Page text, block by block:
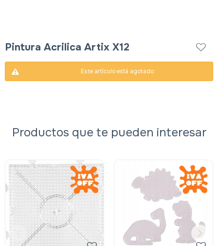
Pintura Acrilica Artix X12
Este artículo está agotado.
Productos que te pueden interesar